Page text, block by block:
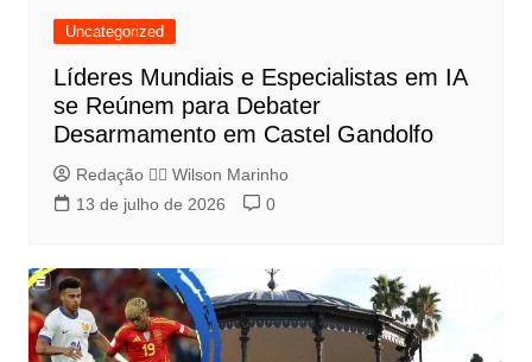
Uncategorized
Líderes Mundiais e Especialistas em IA
se Reúnem para Debater
Desarmamento em Castel Gandolfo
Redação 👨‍⚖️​ Wilson Marinho
13 de julho de 2026
0